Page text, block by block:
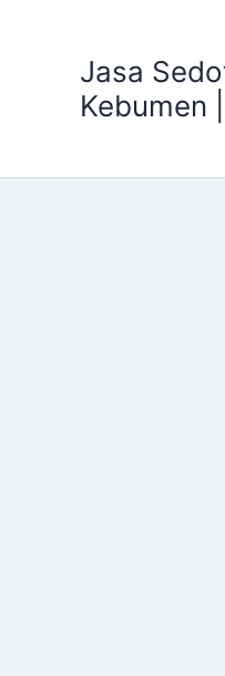
Jasa
Kebumen